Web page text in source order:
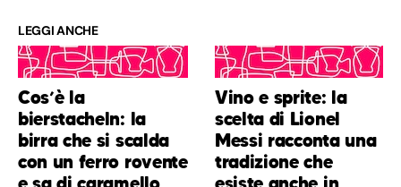
LEGGI ANCHE
Cos’è la
bierstacheln: la
birra che si scalda
con un ferro rovente
Vino e sprite: la
scelta di Lionel
Messi racconta una
tradizione che